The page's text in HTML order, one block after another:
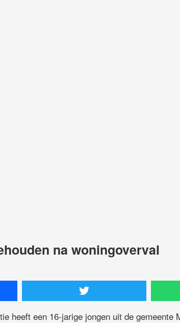
na woningoverval
heeft een 16-jarige jongen uit de gemeente